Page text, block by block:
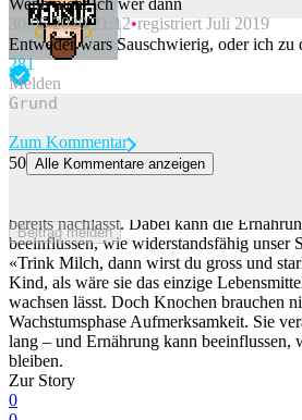
Beitrag melden
30.05.2020 21:12 registriert Juli 2019
Entweder wars Sauschwierig, oder ich zu
281
Melden
Beitrag melden
Zum Kommentar
50 Alle Kommentare anzeigen
bereits nachlässt. Dabei kann die
beeinflussen, wie widerstandsfähig unser
«Trink Milch, dann wirst du gross und
Kind, als wäre sie das einzige
wachsen lässt. Doch Knochen brauchen
Wachstumsphase Aufmerksamkeit. Sie
lang – und Ernährung kann beeinflussen,
bleiben.
Zur Story
0